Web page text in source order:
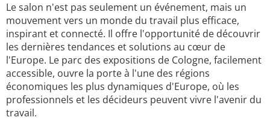
Le salon n'est pas seulement un événement, mais un
mouvement vers un monde du travail plus efficace,
inspirant et connecté. Il offre l'opportunité de découvrir
les dernières tendances et solutions au cœur de
l'Europe. Le parc des expositions de Cologne, facilement
accessible, ouvre la porte à l'une des régions
économiques les plus dynamiques d'Europe, où les
professionnels et les décideurs peuvent vivre l'avenir du
travail.